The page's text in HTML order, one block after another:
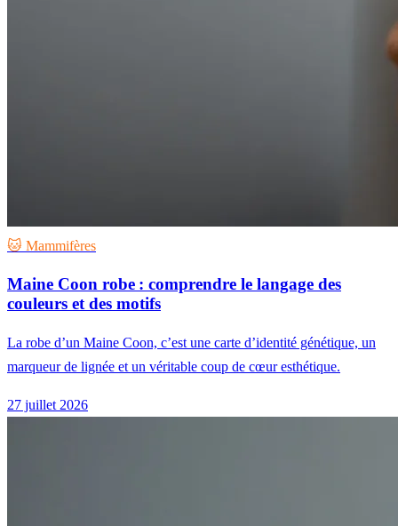
🐱 Mammifères
Maine Coon robe : comprendre le langage des
couleurs et des motifs
La robe d’un Maine Coon, c’est une carte d’identité génétique, un
marqueur de lignée et un véritable coup de cœur esthétique.
27 juillet 2026